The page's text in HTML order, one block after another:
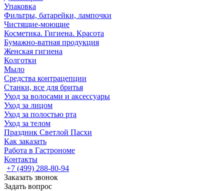
Упаковка
Фильтры, батарейки, лампочки
Чистящие-моющие
Косметика. Гигиена. Красота
Бумажно-ватная продукция
Женская гигиена
Колготки
Мыло
Средства контрацепции
Станки, все для бритья
Уход за волосами и аксессуары
Уход за лицом
Уход за полостью рта
Уход за телом
Праздник Светлой Пасхи
Как заказать
Работа в Гастрономе
Контакты
+7 (499) 288-80-94
Заказать звонок
Задать вопрос